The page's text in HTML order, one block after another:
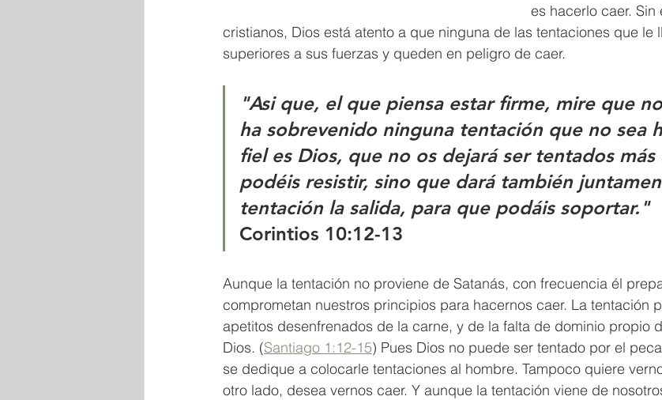
es hacerlo caer.
cristianos, Dios está atento a que ninguna de las tentaciones que le
superiores a sus fuerzas y queden en peligro de caer.
"Asi que, el que piensa estar firme, mire que
ha sobrevenido ninguna tentación que no sea
fiel es Dios, que no os dejará ser tentados
podéis resistir, sino que dará también
tentación la salida, para que podáis
Corintios 10:12-13
Aunque la tentación no proviene de Satanás, con frecuencia él
comprometan nuestros principios para hacernos caer. La tentación
apetitos desenfrenados de la carne, y de la falta de dominio propio
Dios. (Santiago 1:12-15) Pues Dios no puede ser tentado por el
se dedique a colocarle tentaciones al hombre. Tampoco quiere
otro lado, desea vernos caer. Y aunque la tentación viene de